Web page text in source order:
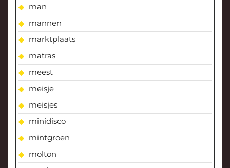
man
mannen
marktplaats
matras
meest
meisje
meisjes
minidisco
mintgroen
molton